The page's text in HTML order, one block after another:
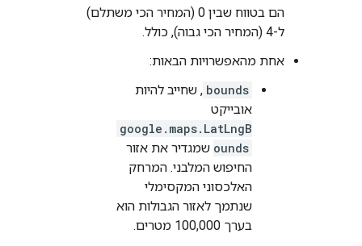
הם בטווח שבין 0 (המחיר הכי משתלם)
ל-4 (המחיר הכי גבוה), כולל.
אחת מהאפשרויות הבאות:
bounds , שחייב להיות
אובייקט
google.maps.LatLngB
ounds שמגדיר את אזור
החיפוש המלבני. המרחק
האלכסוני המקסימלי
שנתמך לאזור הגבולות הוא
בערך 100,000 מטרים.